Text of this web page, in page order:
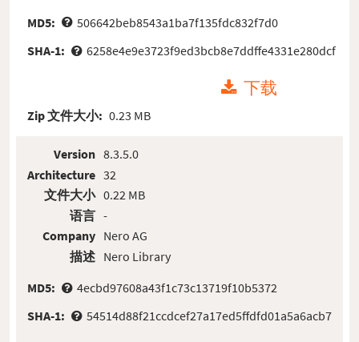
MD5:
506642beb8543a1ba7f135fdc832f7d0
SHA-1:
6258e4e9e3723f9ed3bcb8e7ddffe4331e280dcf
下载
Zip 文件大小: 0.23 MB
Version
Architecture
文件大小
语言
Company
描述
8.3.5.0
32
0.22 MB
-
Nero AG
Nero Library
MD5:
4ecbd97608a43f1c73c13719f10b5372
SHA-1:
54514d88f21ccdcef27a17ed5ffdfd01a5a6acb7